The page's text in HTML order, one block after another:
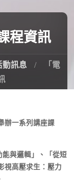
程資訊
動訊息
「電
辦一系列講座課
能與邏輯」、「 從短
視高壓求生：壓力